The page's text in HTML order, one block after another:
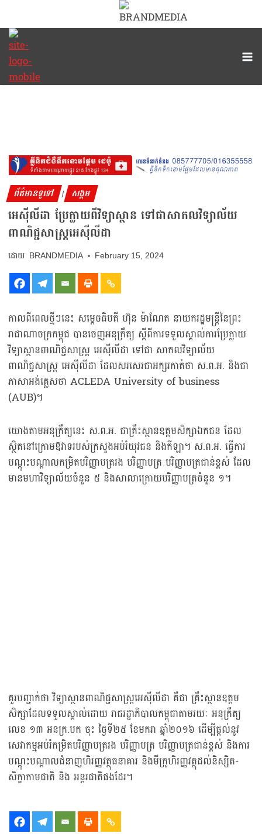
ព័ត៌មានទូទៅ | សង្គម
អេស៊ីលីដា ប្រែក្លាយពីវិទ្យាស្ថាន ទៅជាសាកលវិទ្យាល័យ
ពាណិជ្ជសាស្ត្រអេស៊ីលីដា
BRANDMEDIA February 15, 2024
កាលពីពេលថ្មីៗនេះ សម្តេចធិបតី ហ៊ុន ម៉ាណែត នាយករដ្ឋមន្ត្រីនៃព្រះ
រាជាណាចក្រកម្ពុជ បានចេញអនុក្រឹត្យ ស្តីពីការទទួលស្គាល់ការប្រែក្លាយ
វិទ្យាស្ថានពាណិជ្ជសាស្ត្រ អេស៊ីលីដា ទៅជា សាកលវិទ្យាល័យ
ពាណិជ្ជសាស្ត្រ អេស៊ីលីដា ដែលសរសេរជាអក្សរកាត់ថា ស.ព.អ. និងជា
ភាសាអង់គ្លេសថា ACLEDA University of business
(AUB)។
យោងតាមអនុក្រឹត្យនេះ ស.ព.អ. ជាគ្រឹះស្ថានឧត្តមសិក្សាឯកជន ដែល
ស្ថិតនៅក្រោមឱវាទរបស់ក្រសួងអប់រំយុវជន និងកីឡា។ ស.ព.អ. ធ្វើការ
បណ្ដុះបណ្ដាលកម្រិតបរិញ្ញាបត្ររង បរិញ្ញាបត្រ បរិញ្ញាបត្រជាន់ខ្ពស់ ដែល
មានមហាវិទ្យាល័យចំនួន ៥ និងសាលាក្រោយបរិញ្ញាបត្រចំនួន ១។
គួរបញ្ជាក់ថា វិទ្យាស្ថានពាណិជ្ជសាស្ត្រអេស៊ីលីដា គឺជា គ្រឹះស្ថានឧត្តម
សិក្សាដែលទទួលស្គាល់ដោយ រាជរដ្ឋាភិបាលកម្ពុជាតាមរយៈ អនុក្រឹត្យ
លេខ ១៣ អនក្រ.បក ចុះ ថ្ងៃទី២៥ ខែមករា ឆ្នាំ២០១៦ ដើម្បីផ្តល់នូវ
សេវាកម្មអប់រំកម្រិតបរិញ្ញាបត្ររង បរិញ្ញាបត្រ បរិញ្ញាបត្រជាន់ខ្ពស់ និងការ
បណ្តុះបណ្តាលជំនាញហិរញ្ញវត្ថុធនាគារ និងមីក្រូហិរញ្ញវត្ថុដល់និស្សិត-
សិក្ខាកាមជាតិ និង អន្តរជាតិផងដែរ។